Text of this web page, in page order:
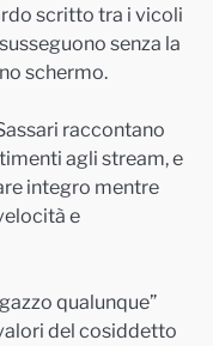
scritto tra i vicoli
senza la
schermo.
raccontano
agli stream, e
integro mentre
e
qualunque”
del cosiddetto